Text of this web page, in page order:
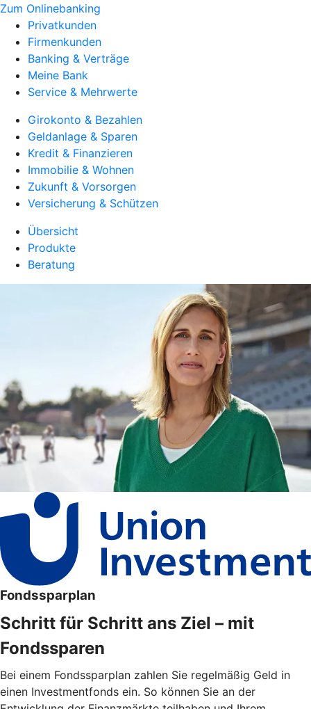
Zum Onlinebanking
Privatkunden
Firmenkunden
Banking & Verträge
Meine Bank
Service & Mehrwerte
Girokonto & Bezahlen
Geldanlage & Sparen
Kredit & Finanzieren
Immobilie & Wohnen
Zukunft & Vorsorgen
Versicherung & Schützen
Übersicht
Produkte
Beratung
Fondssparplan
Schritt für Schritt ans Ziel – mit
Fondssparen
Bei einem Fondssparplan zahlen Sie regelmäßig Geld in
einen Investmentfonds ein. So können Sie an der